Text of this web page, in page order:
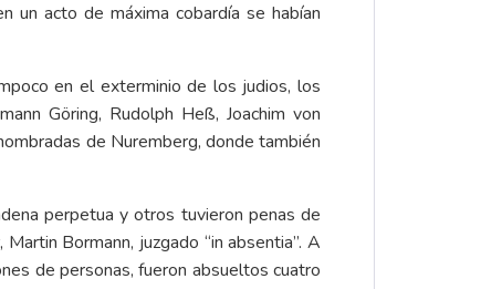
acto de máxima cobardía se habían
en el exterminio de los judios, los
Göring, Rudolph Heß, Joachim von
de Nuremberg, donde también
perpetua y otros tuvieron penas de
Bormann, juzgado “in absentia”. A
de personas, fueron absueltos cuatro